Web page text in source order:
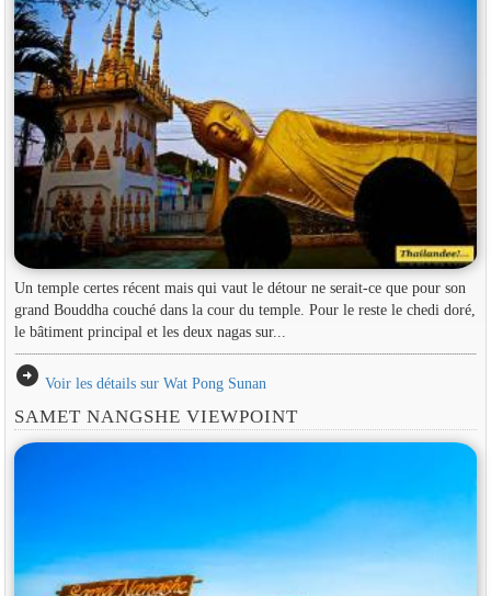
Un temple certes récent mais qui vaut le détour ne serait-ce que pour son
grand Bouddha couché dans la cour du temple. Pour le reste le chedi doré,
le bâtiment principal et les deux nagas sur...
arrow_circle_right Voir les détails sur Wat Pong Sunan
SAMET NANGSHE VIEWPOINT